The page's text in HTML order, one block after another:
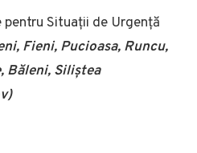
Situații de Urgență
Fieni, Pucioasa, Runcu,
Băleni, Siliștea